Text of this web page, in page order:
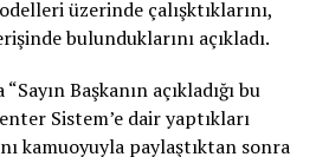
üzerinde çalışktıklarını,
bulunduklarını açıkladı.
Başkanın açıkladığı bu
Sistem’e dair yaptıkları
kamuoyuyla paylaştıktan sonra